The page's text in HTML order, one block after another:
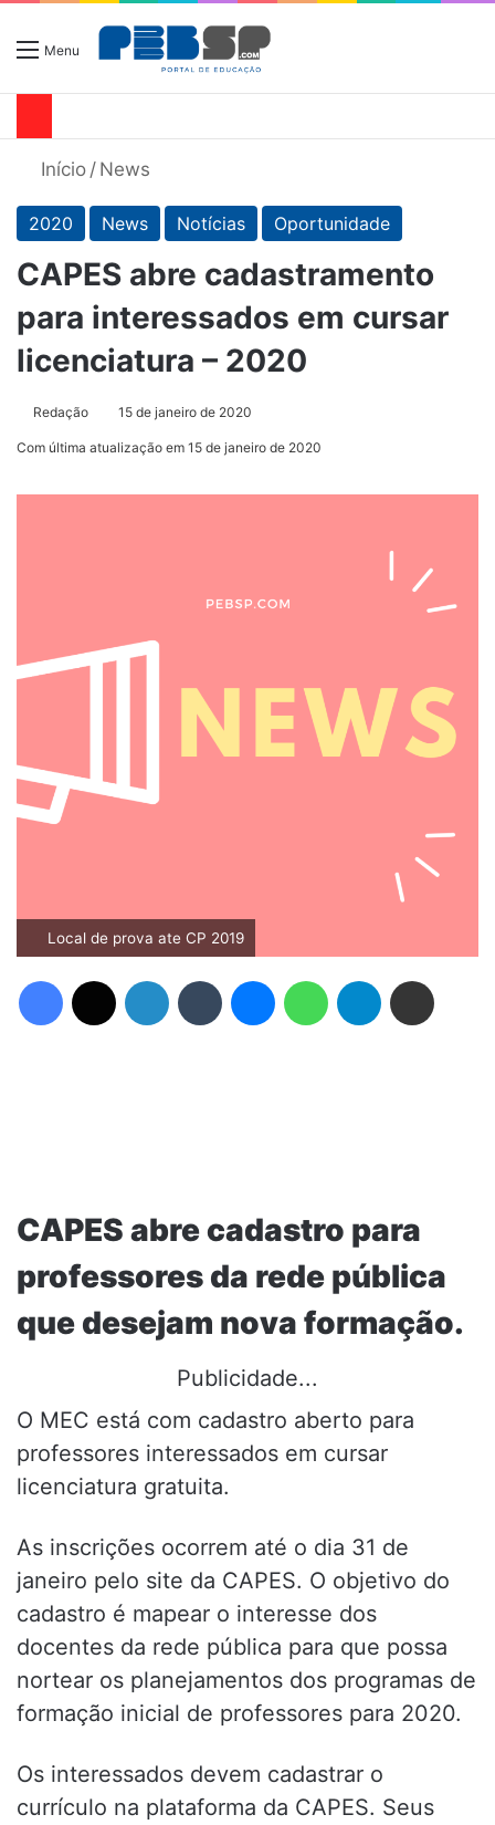
Menu
Início / News
2020 News Notícias Oportunidade
CAPES abre cadastramento
para interessados em cursar
licenciatura – 2020
Redação 15 de janeiro de 2020
Com última atualização em 15 de janeiro de 2020
Local de prova ate CP 2019
CAPES abre cadastro para
professores da rede pública
que desejam nova formação.
Publicidade...
O MEC está com cadastro aberto para
professores interessados em cursar
licenciatura gratuita.
As inscrições ocorrem até o dia 31 de
janeiro pelo site da CAPES. O objetivo do
cadastro é mapear o interesse dos
docentes da rede pública para que possa
nortear os planejamentos dos programas de
formação inicial de professores para 2020.
Os interessados devem cadastrar o
currículo na plataforma da CAPES. Seus